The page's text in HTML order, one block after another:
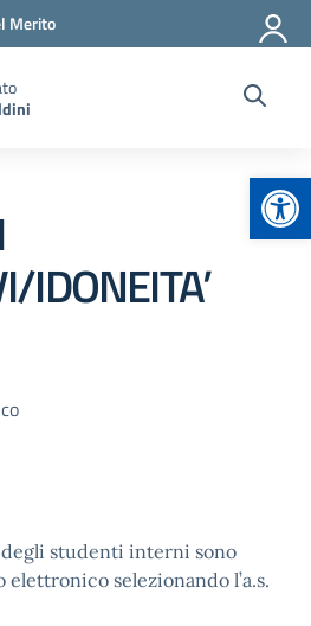
Merito
IDONEITA’
studenti interni sono
selezionando l’a.s.